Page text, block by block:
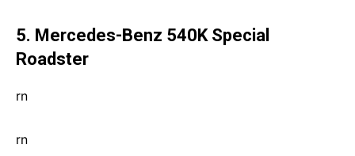
5. Mercedes-Benz 540K Special
Roadster
rn
rn